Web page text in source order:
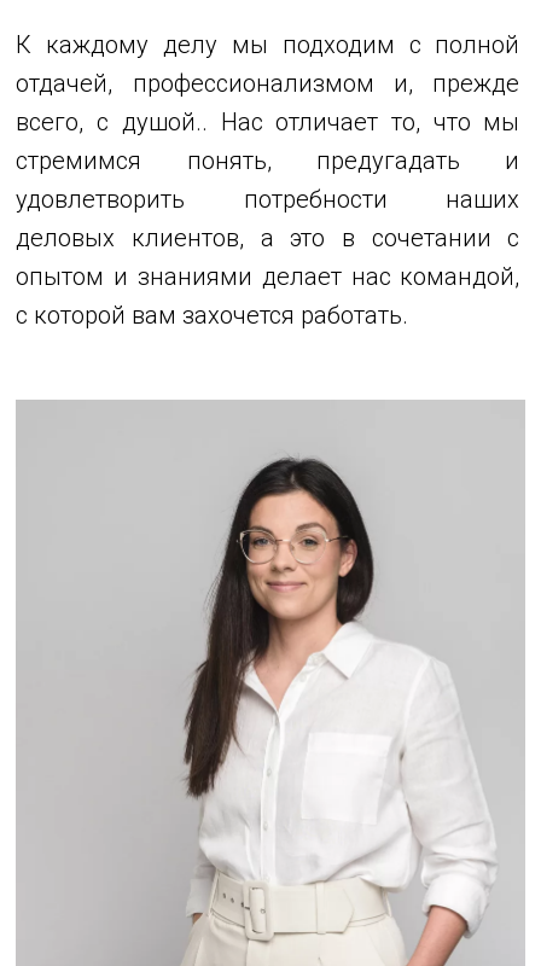
К каждому делу мы подходим с полной
отдачей, профессионализмом и, прежде
всего, с душой.. Нас отличает то, что мы
стремимся понять, предугадать и
удовлетворить потребности наших
деловых клиентов, а это в сочетании с
опытом и знаниями делает нас командой,
с которой вам захочется работать.